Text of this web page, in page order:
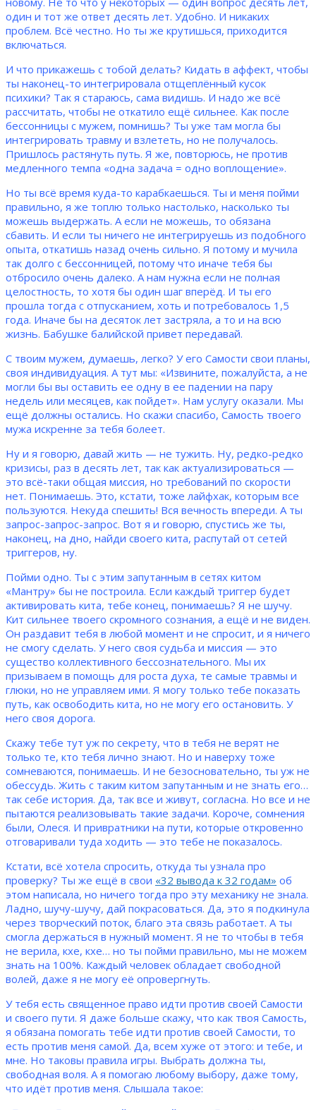
один и тот же ответ десять лет. Удобно. И никаких
проблем. Всё честно. Но ты же крутишься, приходится
включаться.
И что прикажешь с тобой делать? Кидать в аффект, чтобы
ты наконец-то интегрировала отщеплённый кусок
психики? Так я стараюсь, сама видишь. И надо же всё
рассчитать, чтобы не откатило ещё сильнее. Как после
бессонницы с мужем, помнишь? Ты уже там могла бы
интегрировать травму и взлететь, но не получалось.
Пришлось растянуть путь. Я же, повторюсь, не против
медленного темпа «одна задача = одно воплощение».
Но ты всё время куда-то карабкаешься. Ты и меня пойми
правильно, я же топлю только настолько, насколько ты
можешь выдержать. А если не можешь, то обязана
сбавить. И если ты ничего не интегрируешь из подобного
опыта, откатишь назад очень сильно. Я потому и мучила
так долго с бессонницей, потому что иначе тебя бы
отбросило очень далеко. А нам нужна если не полная
целостность, то хотя бы один шаг вперёд. И ты его
прошла тогда с отпусканием, хоть и потребовалось 1,5
года. Иначе бы на десяток лет застряла, а то и на всю
жизнь. Бабушке балийской привет передавай.
С твоим мужем, думаешь, легко? У его Самости свои планы,
своя индивидуация. А тут мы: «Извините, пожалуйста, а не
могли бы вы оставить ее одну в ее падении на пару
недель или месяцев, как пойдет». Нам услугу оказали. Мы
ещё должны остались. Но скажи спасибо, Самость твоего
мужа искренне за тебя болеет.
Ну и я говорю, давай жить — не тужить. Ну, редко-редко
кризисы, раз в десять лет, так как актуализироваться —
это всё-таки общая миссия, но требований по скорости
нет. Понимаешь. Это, кстати, тоже лайфхак, которым все
пользуются. Некуда спешить! Вся вечность впереди. А ты
запрос-запрос-запрос. Вот я и говорю, спустись же ты,
наконец, на дно, найди своего кита, распутай от сетей
триггеров, ну.
Пойми одно. Ты с этим запутанным в сетях китом
«Мантру» бы не построила. Если каждый триггер будет
активировать кита, тебе конец, понимаешь? Я не шучу.
Кит сильнее твоего скромного сознания, а ещё и не виден.
Он раздавит тебя в любой момент и не спросит, и я ничего
не смогу сделать. У него своя судьба и миссия — это
существо коллективного бессознательного. Мы их
призываем в помощь для роста духа, те самые травмы и
глюки, но не управляем ими. Я могу только тебе показать
путь, как освободить кита, но не могу его остановить. У
него своя дорога.
Скажу тебе тут уж по секрету, что в тебя не верят не
только те, кто тебя лично знают. Но и наверху тоже
сомневаются, понимаешь. И не безосновательно, ты уж не
обессудь. Жить с таким китом запутанным и не знать его…
так себе история. Да, так все и живут, согласна. Но все и не
пытаются реализовывать такие задачи. Короче, сомнения
были, Олеся. И привратники на пути, которые откровенно
отговаривали туда ходить — это тебе не показалось.
Кстати, всё хотела спросить, откуда ты узнала про
проверку? Ты же ещё в свои «32 вывода к 32 годам» об
этом написала, но ничего тогда про эту механику не знала.
Ладно, шучу-шучу, дай покрасоваться. Да, это я подкинула
через творческий поток, благо эта связь работает. А ты
смогла держаться в нужный момент. Я не то чтобы в тебя
не верила, кхе, кхе… но ты пойми правильно, мы не можем
знать на 100%. Каждый человек обладает свободной
волей, даже я не могу её опровергнуть.
У тебя есть священное право идти против своей Самости
и своего пути. Я даже больше скажу, что как твоя Самость,
я обязана помогать тебе идти против своей Самости, то
есть против меня самой. Да, всем хуже от этого: и тебе, и
мне. Но таковы правила игры. Выбрать должна ты,
свободная воля. А я помогаю любому выбору, даже тому,
что идёт против меня. Слышала такое: